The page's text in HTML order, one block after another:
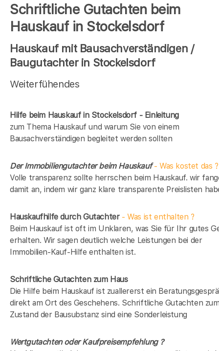
Schriftliche Gutachten beim
Hauskauf in Stockelsdorf
Hauskauf mit Bausachverständigen /
Baugutachter in Stockelsdorf
Weiterfühendes
Hilfe beim Hauskauf in Stockelsdorf - Einleitung
zum Thema Hauskauf und warum Sie von einem
Bausachverständigen begleitet werden sollten
Der Immobiliengutachter beim Hauskauf- Was kostet das ?
Volle transparenz sollte herrschen beim Hauskauf. wir
damit an, indem wir ganz klare transparente Preislisten
Hauskaufhilfe durch Gutachter- Was ist enthalten ?
Beim Hauskauf ist oft im Unklaren, was Sie für Ihr gutes
erhalten. Wir sagen deutlich welche Leistungen bei der
Immobilien-Kauf-Hilfe enthalten ist.
Schriftliche Gutachten zum Haus
Die Hilfe beim Hauskauf ist zuallererst ein
direkt am Ort des Geschehens. Schriftliche Gutachten
Zustand der Bausubstanz sind eine Sonderleistung
Wertgutachten oder Kaufpreisempfehlung ?